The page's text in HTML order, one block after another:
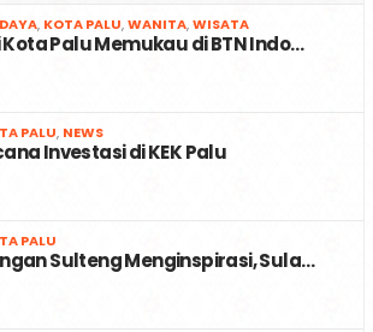
, KOTA PALU,WANITA,WISATA
Palu Memukau di BTN Indo…
PALU, NEWS
Investasi di KEK Palu
PALU
Sulteng Menginspirasi, Sula…